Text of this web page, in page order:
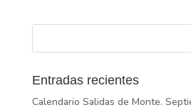
Entradas recientes
Calendario Salidas de Monte.